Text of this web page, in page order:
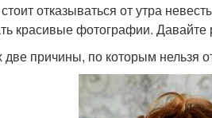
отказываться от утра
красивые фотографии. Давайте
две причины, по которым нельзя